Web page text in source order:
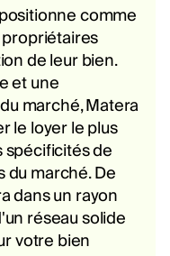
comme
de leur bien.
et une
marché, Matera
le loyer le plus
de
marché. De
dans un rayon
réseau solide
votre bien